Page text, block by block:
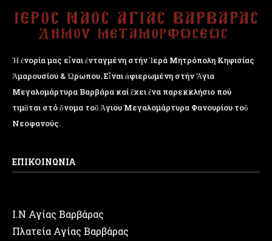
Ἡ ἐνορία μας εἶναι ἐνταγμένη στήν Ἱερά Μητρόπολη Κηφισίας
Ἁμαρουσίου & Ὠρωπου. Εἶναι ἀφιερωμένη στήν Ἅγια
Μεγαλομάρτυρα Βαρβάρα καί ἔχει ἕνα παρεκκλήσιο πού
τιμᾶται στό ὄνομα τοῦ Ἁγιου Μεγαλομάρτυρα Φανουρίου τοῦ
Νεοφανούς.
ΕΠΙΚΟΙΝΩΝΙΑ
Ι.Ν Αγίας Βαρβάρας
Πλατεία Αγίας Βαρβάρας